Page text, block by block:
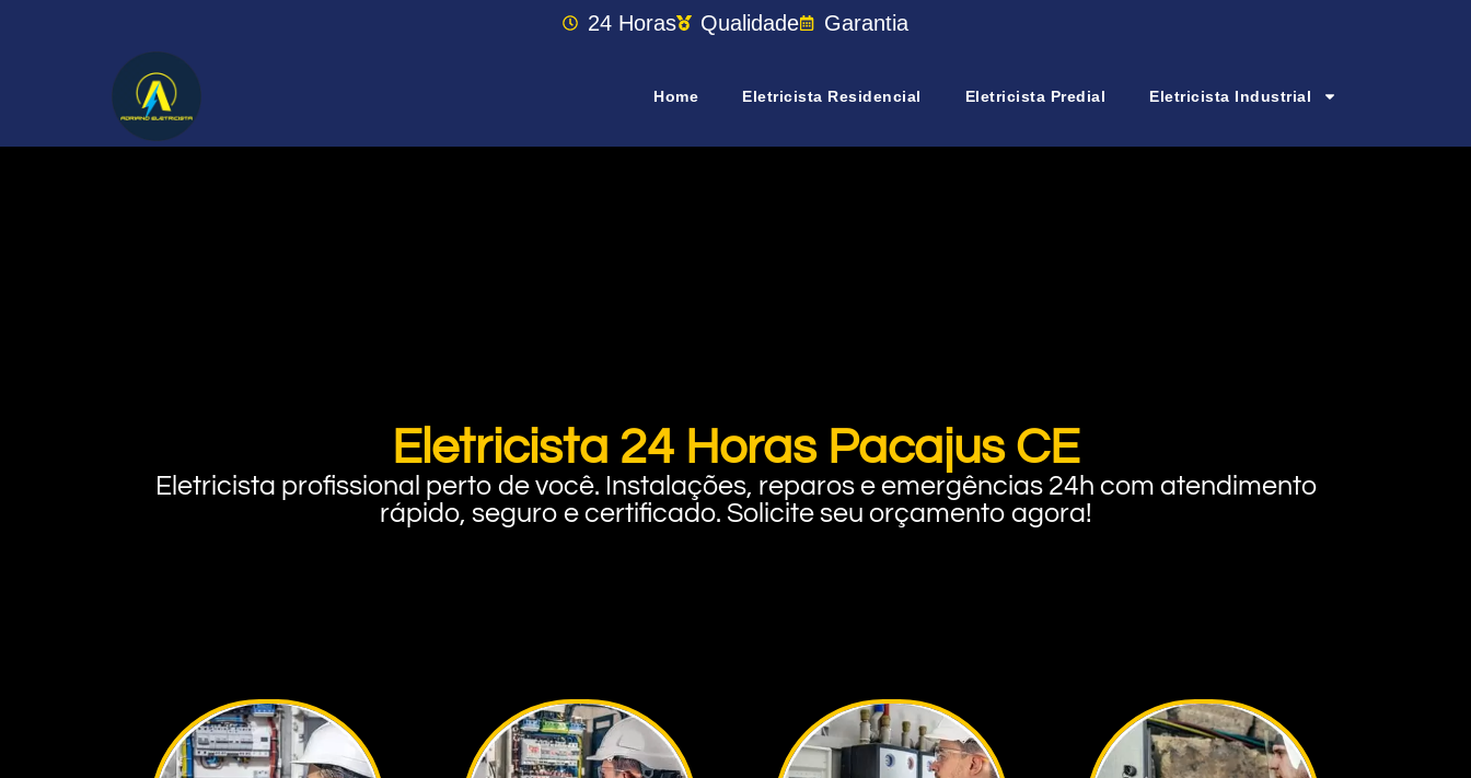
24 Horas Qualidade Garantia
Home Eletricista Residencial Eletricista Predial Eletricista Industrial
Eletricista 24 Horas Pacajus CE
Eletricista profissional perto de você. Instalações, reparos e emergências 24h com atendimento
rápido, seguro e certificado. Solicite seu orçamento agora!